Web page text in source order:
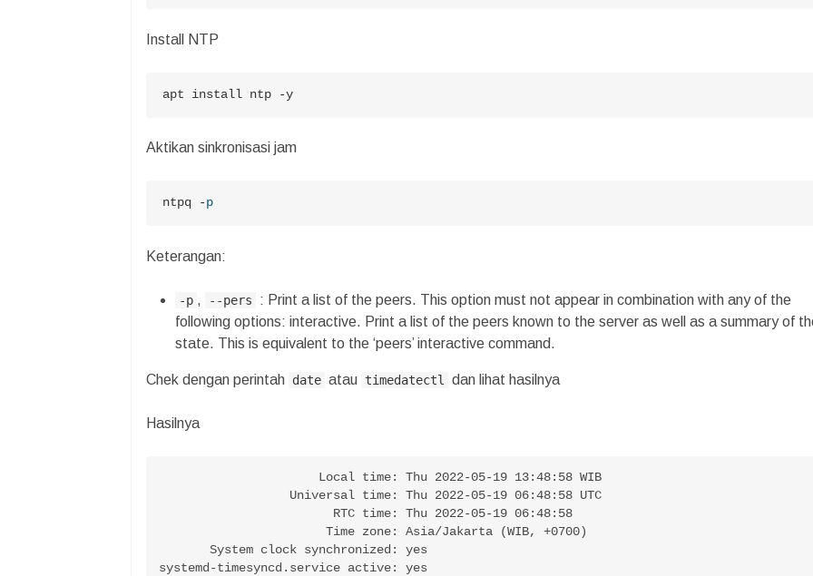
Install NTP
apt install ntp -y
Aktikan sinkronisasi jam
ntpq - p
Keterangan:
-p , --pers
: Print a list of the peers. This option must not appear in combination with any of the
following options: interactive. Print a list of the peers known to the server as well as a summary of
state. This is equivalent to the ‘peers’ interactive command.
Chek dengan perintah date atau timedatectl dan lihat hasilnya
Hasilnya
                      Local time: Thu 2022-05-19 13:48:58 WIB
systemd-timesyncd.service active: yes